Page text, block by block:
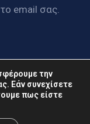
email σας.
παντός
την
Εάν συνεχίσετε
πως είστε